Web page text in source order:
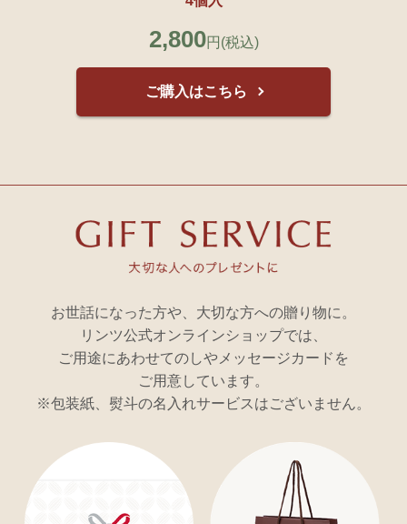
2,800円 (税込)
ご購入はこちら
お世話になった方や、大切な方への贈り物に。
リンツ公式オンラインショップでは、
ご用途にあわせてのしやメッセージカードを
ご用意しています。
※包装紙、熨斗の名入れサービスはございません。